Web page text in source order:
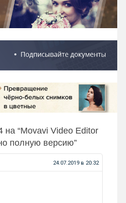
на “Movavi Video Editor
полную версию”
24.07.2019 в 20:32